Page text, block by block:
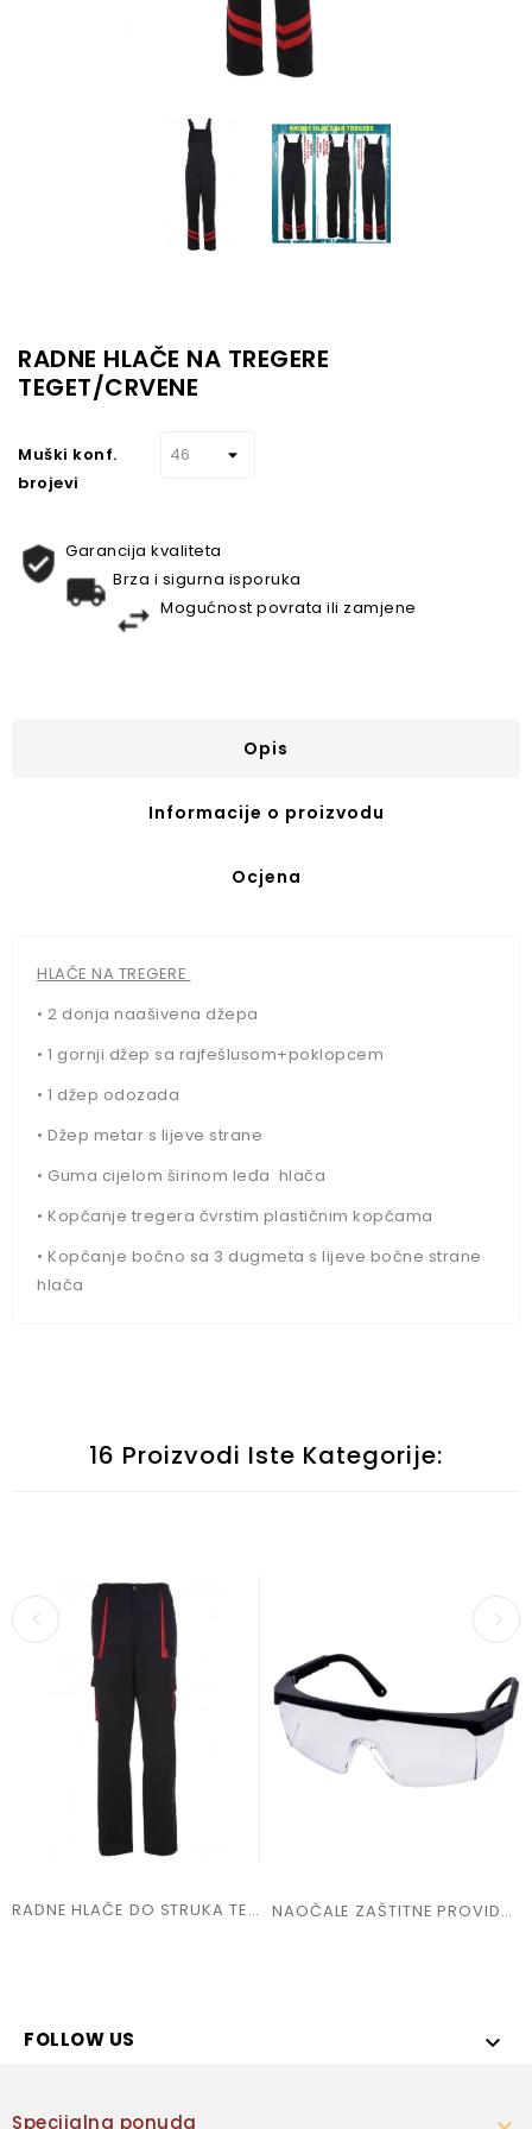
RADNE HLAČE NA TREGERE
TEGET/CRVENE
Muški konf.
brojevi
Garancija kvaliteta
Brza i sigurna isporuka
Mogućnost povrata ili zamjene
Opis
Informacije o proizvodu
Ocjena
HLAČE NA TREGERE
• 2 donja naašivena džepa
• 1 gornji džep sa rajfešlusom+poklopcem
• 1 džep odozada
• Džep metar s lijeve strane
• Guma cijelom širinom leđa hlača
• Kopčanje tregera čvrstim plastičnim kopčama
• Kopčanje bočno sa 3 dugmeta s lijeve bočne strane
hlača
16 Proizvodi Iste Kategorije:
RADNE HLAČE DO STRUKA TEGET/CRVENE NAOČALE ZAŠTITNE PROVIDNE
FOLLOW US 
Specijalna ponuda